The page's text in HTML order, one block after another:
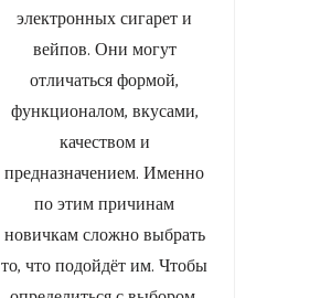
электронных сигарет и
вейпов. Они могут
отличаться формой,
функционалом, вкусами,
качеством и
предназначением. Именно
по этим причинам
новичкам сложно выбрать
то, что подойдёт им. Чтобы